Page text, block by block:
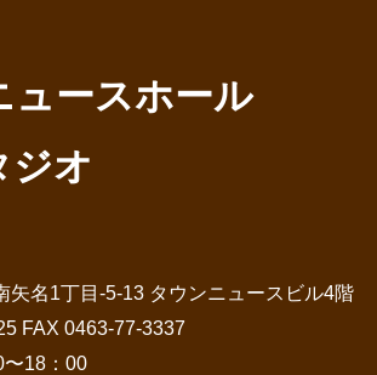
ュースホール
ジオ
矢名1丁目-5-13 タウンニュースビル4階
FAX 0463-77-3337
18：00